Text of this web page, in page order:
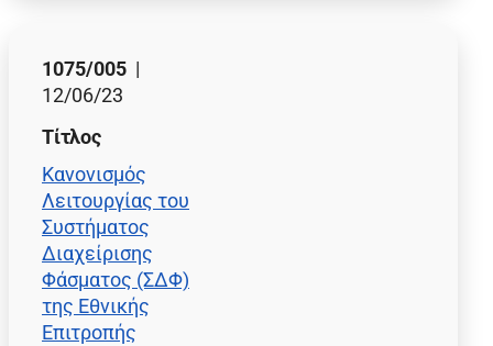
1075/005 |
12/06/23
Τίτλος
Κανονισμός
Λειτουργίας του
Συστήματος
Διαχείρισης
Φάσματος (ΣΔΦ)
της Εθνικής
Επιτροπής